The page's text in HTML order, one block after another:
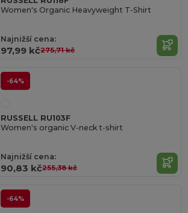
Women's Organic Heavyweight T-Shirt
Najnižší cena:
97,99 kč275,71 kč
-64%
RUSSELL RU103F
Women's organic V-neck t-shirt
Najnižší cena:
90,83 kč255,38 kč
-64%